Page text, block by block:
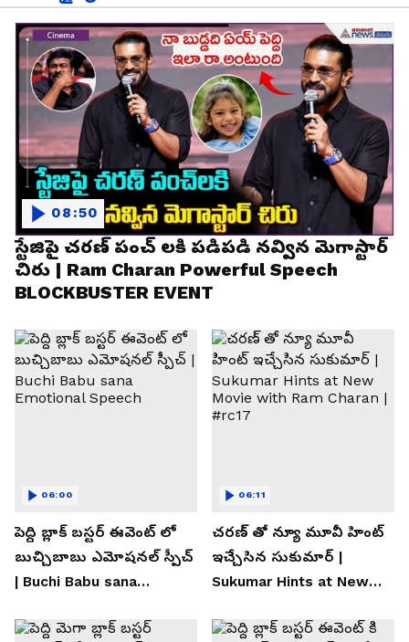
స్టేజిపై చరణ్ పంచ్ లకి పడిపడి నవ్విన మెగాస్టార్
చిరు | Ram Charan Powerful Speech
BLOCKBUSTER EVENT
08:50
పెద్ది బ్లాక్ బస్టర్ ఈవెంట్ లో
బుచ్చిబాబు ఎమోషనల్ స్పీచ్
| Buchi Babu sana
06:00
చరణ్ తో న్యూ మూవీ హింట్
ఇచ్చేసిన సుకుమార్ |
Sukumar Hints at New
#rc17
06:11